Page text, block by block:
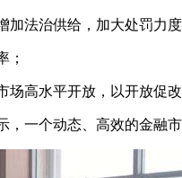
加法治供给，加大处罚力
；
高水平开放，以开放促改
，一个动态、高效的金融